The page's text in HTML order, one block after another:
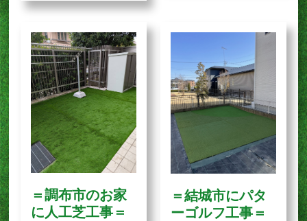
＝調布市のお家
に人工芝工事＝
＝結城市にパタ
ーゴルフ工事＝